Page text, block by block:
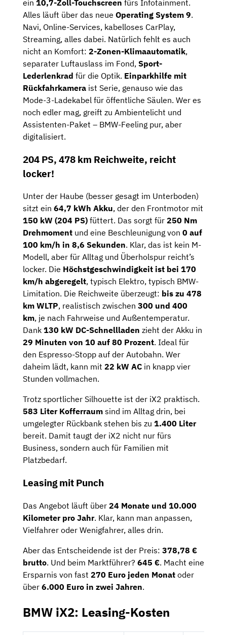
ein 10,7-Zoll-Touchscreen fürs Infotainment.
Alles läuft über das neue Operating System 9.
Navi, Online-Services, kabelloses CarPlay,
Streaming, alles dabei. Natürlich fehlt es auch
nicht an Komfort: 2-Zonen-Klimaautomatik,
separater Luftauslass im Fond, Sport-
Lederlenkrad für die Optik. Einparkhilfe mit
Rückfahrkamera ist Serie, genauso wie das
Mode-3-Ladekabel für öffentliche Säulen. Wer es
noch edler mag, greift zu Ambientelicht und
Assistenten-Paket – BMW-Feeling pur, aber
digitalisiert.
204 PS, 478 km Reichweite, reicht
locker!
Unter der Haube (besser gesagt im Unterboden)
sitzt ein 64,7 kWh Akku, der den Frontmotor mit
150 kW (204 PS) füttert. Das sorgt für 250 Nm
Drehmoment und eine Beschleunigung von 0 auf
100 km/h in 8,6 Sekunden. Klar, das ist kein M-
Modell, aber für Alltag und Überholspur reicht’s
locker. Die Höchstgeschwindigkeit ist bei 170
km/h abgeregelt, typisch Elektro, typisch BMW-
Limitation. Die Reichweite überzeugt: bis zu 478
km WLTP, realistisch zwischen 300 und 400
km, je nach Fahrweise und Außentemperatur.
Dank 130 kW DC-Schnellladen zieht der Akku in
29 Minuten von 10 auf 80 Prozent. Ideal für
den Espresso-Stopp auf der Autobahn. Wer
daheim lädt, kann mit 22 kW AC in knapp vier
Stunden vollmachen.
Trotz sportlicher Silhouette ist der iX2 praktisch.
583 Liter Kofferraum sind im Alltag drin, bei
umgelegter Rückbank stehen bis zu 1.400 Liter
bereit. Damit taugt der iX2 nicht nur fürs
Business, sondern auch für Familien mit
Platzbedarf.
Leasing mit Punch
Das Angebot läuft über 24 Monate und 10.000
Kilometer pro Jahr. Klar, kann man anpassen,
Vielfahrer oder Wenigfahrer, alles drin.
Aber das Entscheidende ist der Preis: 378,78 €
brutto. Und beim Marktführer? 645 €. Macht eine
Ersparnis von fast 270 Euro jeden Monat oder
über 6.000 Euro in zwei Jahren.
BMW iX2: Leasing-Kosten